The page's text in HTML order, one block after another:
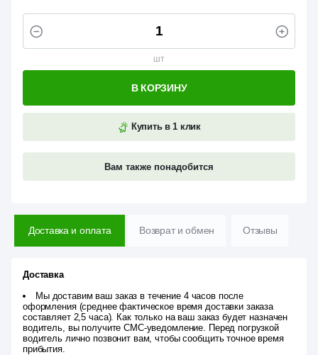
шт
Купить в 1 клик
Вам также понадобится
В КОРЗИНУ
Доставка и оплата Возврат и обмен Отзывы
Доставка
Мы доставим ваш заказ в течение 4 часов после
оформления (среднее фактическое время доставки заказа
составляет 2,5 часа). Как только на ваш заказ будет назначен
водитель, вы получите СМС-уведомление. Перед погрузкой
водитель лично позвонит вам, чтобы сообщить точное время
прибытия.